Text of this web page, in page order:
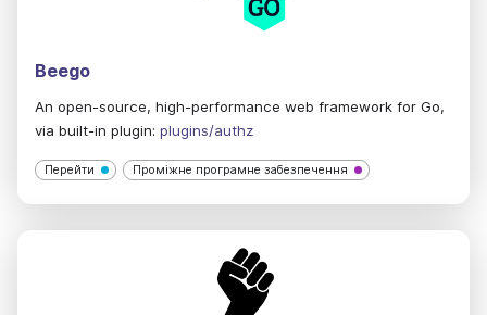
Beego
An open-source, high-performance web framework for Go,
via built-in plugin: plugins/authz
Перейти Проміжне програмне забезпечення